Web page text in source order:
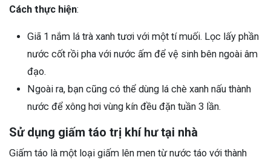
Cách thực hiện:
Giã 1 nắm lá trà xanh tươi với một tí muối. Lọc lấy phần
nước cốt rồi pha với nước ấm để vệ sinh bên ngoài âm
đạo.
Ngoài ra, bạn cũng có thể dùng lá chè xanh nấu thành
nước để xông hơi vùng kín đều đặn tuần 3 lần.
Sử dụng giấm táo trị khí hư tại nhà
Giấm táo là một loại giấm lên men từ nước táo với thành